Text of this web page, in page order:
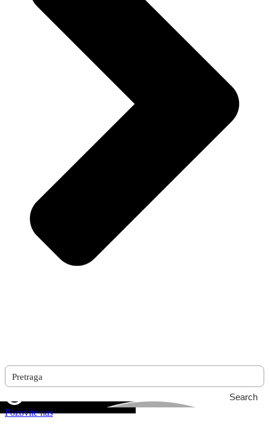
Search
Pozovite nas